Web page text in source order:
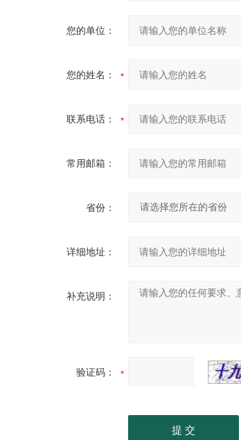
您的单位：
您的姓名：
联系电话：
常用邮箱：
省份：
详细地址：
补充说明：
验证码：